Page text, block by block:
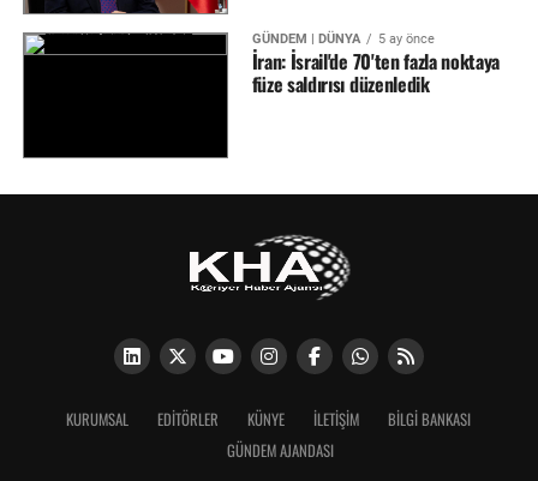
GÜNDEM | DÜNYA 5 ay önce
İran: İsrail'de 70'ten fazla noktaya
füze saldırısı düzenledik
KURUMSAL EDITÖRLER KÜNYE İLETIŞIM
BİLGİ BANKASI
GÜNDEM AJANDASI